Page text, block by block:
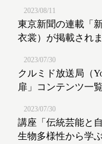
2023/08/11
東京新聞の連載「
衣裳）が掲載され
2023/07/30
クルミド放送局（
扉」コンテンツ一覧
2023/07/30
講座「伝統芸能と
生物多様性から学